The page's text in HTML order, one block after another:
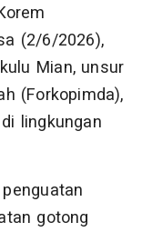
(2/6/2026),
Mian, unsur
(Forkopimda),
lingkungan
gotong